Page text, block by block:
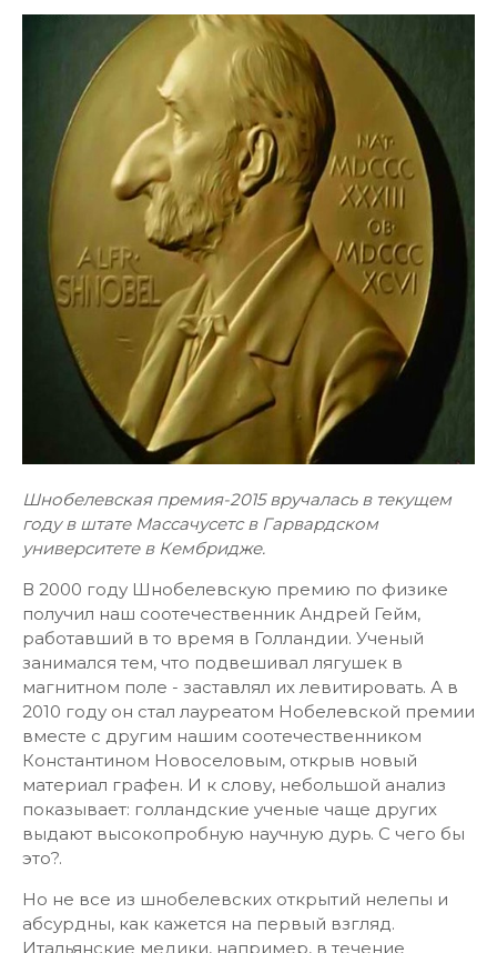
Шнобелевская премия-2015 вручалась в текущем
году в штате Массачусетс в Гарвардском
университете в Кембридже.
В 2000 году Шнобелевскую премию по физике
получил наш соотечественник Андрей Гейм,
работавший в то время в Голландии. Ученый
занимался тем, что подвешивал лягушек в
магнитном поле - заставлял их левитировать. А в
2010 году он стал лауреатом Нобелевской премии
вместе с другим нашим соотечественником
Константином Новоселовым, открыв новый
материал графен. И к слову, небольшой анализ
показывает: голландские ученые чаще других
выдают высокопробную научную дурь. С чего бы
это?.
Но не все из шнобелевских открытий нелепы и
абсурдны, как кажется на первый взгляд.
Итальянские медики, например, в течение